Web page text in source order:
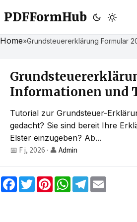
PDFFormHub
Home»Grundsteuererklärung Formular
Informationen und
Tutorial zur Grundsteuer-
gedacht? Sie sind bereit Ihre
Elster einzugeben? Ab...
📅 F j, 2026 · 👤 Admin
F
a
T
w
P
W
h
T
e